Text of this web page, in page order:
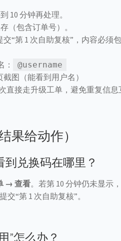
10 分钟再处理。
（包含订单号）。
交“第 1 次自助复核”，内容必须包
：
@username
图（能看到用户名）
直接走升级工单，避免重复信息
果给动作）
到兑换码在哪里？
→ 查看。若第 10 分钟仍未显示，
交“第 1 次自助复核”。
”怎么办？